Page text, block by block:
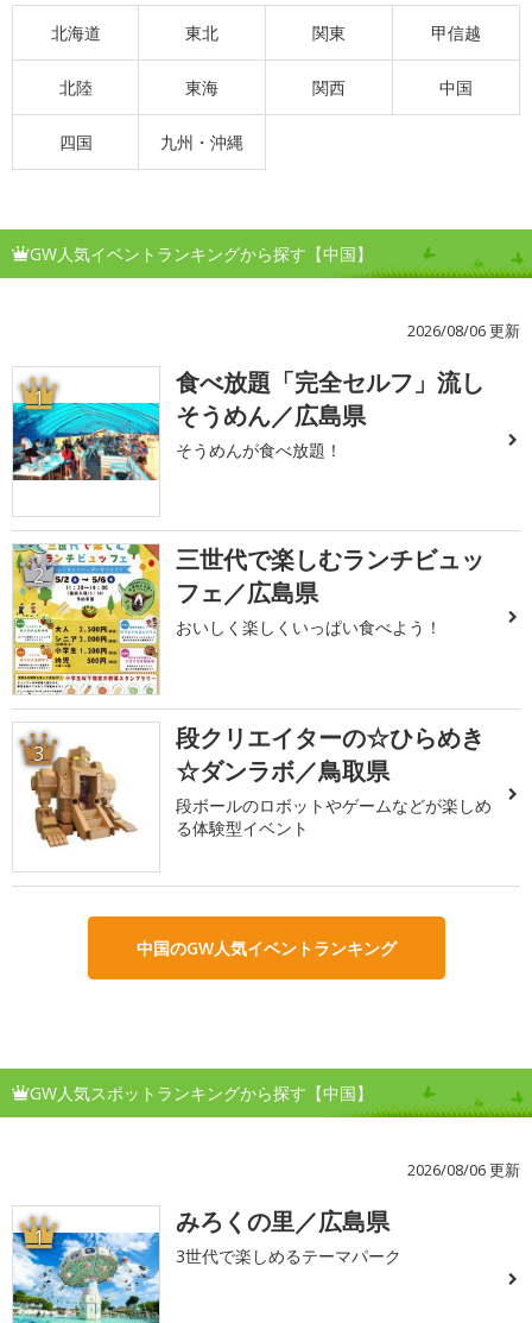
北海道 東北 関東 甲信越
北陸 東海 関西 中国
四国 九州・沖縄
GW人気イベントランキングから探す【中国】
2026/08/06 更新
1
食べ放題「完全セルフ」流し
そうめん／広島県
そうめんが食べ放題！
2
三世代で楽しむランチビュッ
フェ／広島県
おいしく楽しくいっぱい食べよう！
3
段クリエイターの☆ひらめき
☆ダンラボ／鳥取県
段ボールのロボットやゲームなどが楽しめ
る体験型イベント
中国のGW人気イベントランキング
GW人気スポットランキングから探す【中国】
2026/08/06 更新
1 みろくの里／広島県
3世代で楽しめるテーマパーク